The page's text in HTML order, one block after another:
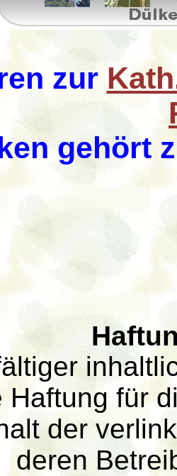
zur
gehört
Haftung für
der
deren